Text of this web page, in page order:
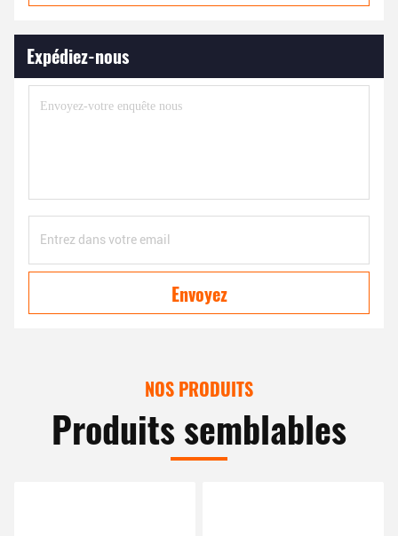
Expédiez-nous
Envoyez
NOS PRODUITS
Produits semblables